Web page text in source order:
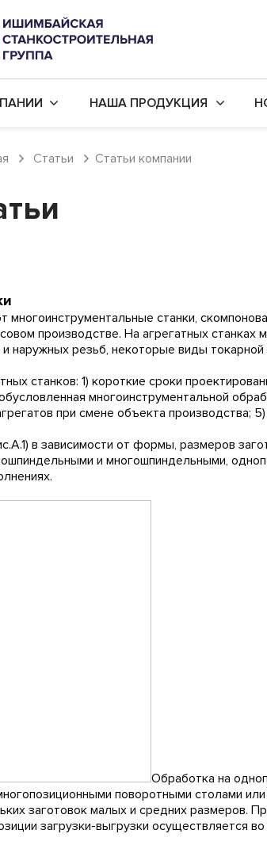
НАША ПРОДУКЦИЯ
Статьи Статьи компании
многоинструментальные станки,
производстве. На агрегатных
и наружных резьб, некоторые виды
станков: 1) короткие сроки
многоинструментальной
при смене объекта производства;
в зависимости от формы, размеров
и многошпиндельными,
Обработка на
поворотными столами
заготовок малых и средних размеров.
загрузки-выгрузки осуществляется